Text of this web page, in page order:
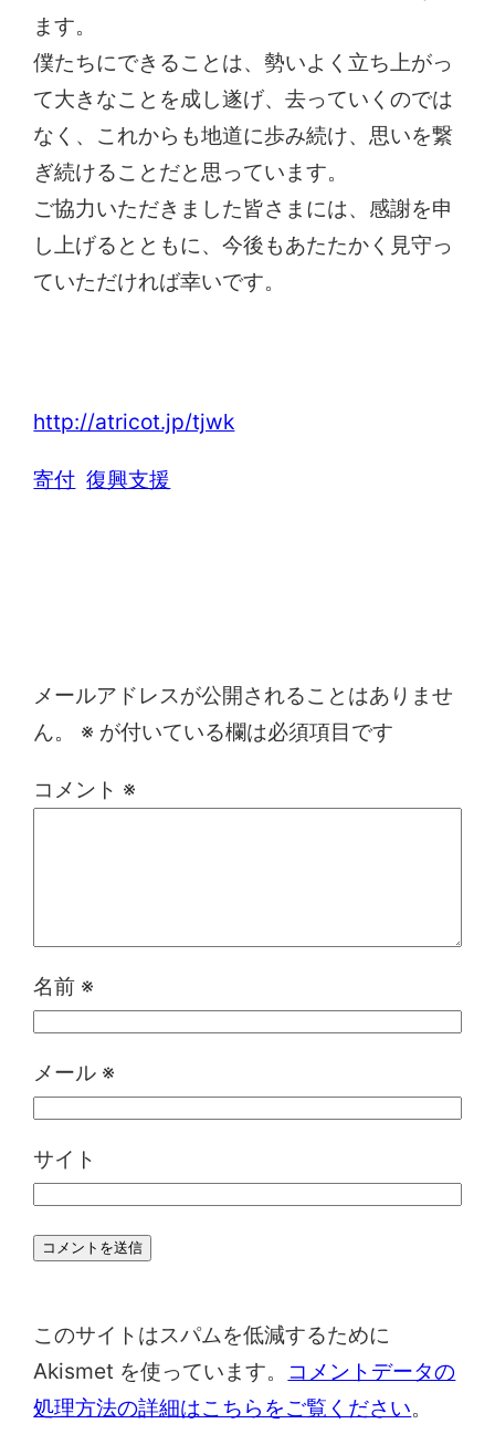
ます。
僕たちにできることは、勢いよく立ち上がっ
て大きなことを成し遂げ、去っていくのでは
なく、これからも地道に歩み続け、思いを繋
ぎ続けることだと思っています。
ご協力いただきました皆さまには、感謝を申
し上げるとともに、今後もあたたかく見守っ
ていただければ幸いです。
http://atricot.jp/tjwk
寄付 復興支援
メールアドレスが公開されることはありませ
ん。
※ が付いている欄は必須項目です
コメント ※
名前 ※
メール ※
サイト
このサイトはスパムを低減するために
Akismet を使っています。
コメントデータの
処理方法の詳細はこちらをご覧ください。